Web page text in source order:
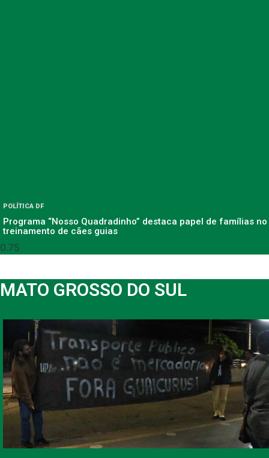
POLÍTICA DF
Programa “Nosso Quadradinho” destaca papel de famílias no
treinamento de cães guias
MATO GROSSO DO SUL